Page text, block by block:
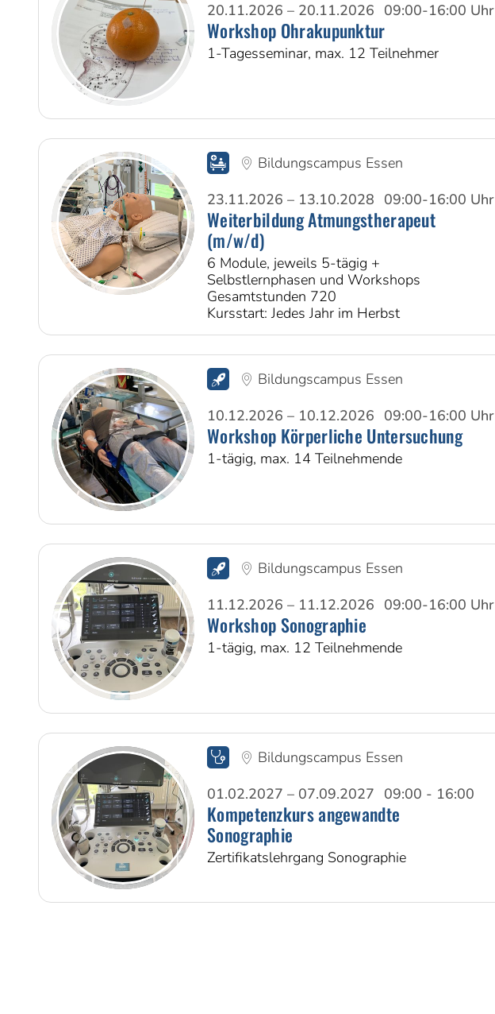
20.11.2026 – 20.11.2026 09:00-16:00 Uhr
Workshop Ohrakupunktur
1-Tagesseminar, max. 12 Teilnehmer
Bildungscampus Essen
23.11.2026 – 13.10.2028 09:00-16:00 Uhr
Weiterbildung Atmungstherapeut
(m/w/d)
6 Module, jeweils 5-tägig +
Selbstlernphasen und Workshops
Gesamtstunden 720
Kursstart: Jedes Jahr im Herbst
Bildungscampus Essen
10.12.2026 – 10.12.2026 09:00-16:00 Uhr
Workshop Körperliche Untersuchung
1-tägig, max. 14 Teilnehmende
Bildungscampus Essen
11.12.2026 – 11.12.2026 09:00-16:00 Uhr
Workshop Sonographie
1-tägig, max. 12 Teilnehmende
Bildungscampus Essen
01.02.2027 – 07.09.2027 09:00 - 16:00
Kompetenzkurs angewandte
Sonographie
Zertifikatslehrgang Sonographie